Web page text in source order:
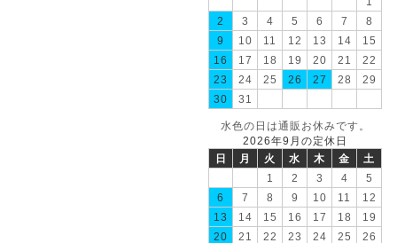
2
3 4 5 6 7
8
9
10 11 12 13 14
15
16
17 18 19 20 21
22
23
24 25 26 27 28
29
30
31
水色の日は通販お休みです。
2026年9月の定休日
日
月 火 水 木 金
土
1
2 3 4
5
6
7 8 9 10 11
12
13
14 15 16 17 18
19
20
21 22 23 24 25
26